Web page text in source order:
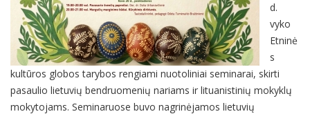
d.
vyko
Etninė
s
kultūros globos tarybos rengiami nuotoliniai seminarai, skirti
pasaulio lietuvių bendruomenių nariams ir lituanistinių mokyklų
mokytojams. Seminaruose buvo nagrinėjamos lietuvių